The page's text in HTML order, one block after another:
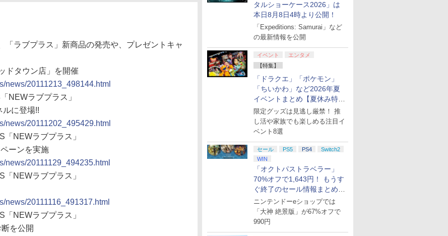
タルショーケース2026」は
本日8月8日4時より公開！
「Expeditions: Samurai」など
の最新情報を公開
イベント
エンタメ
【特集】
「ドラクエ」「ポケモン」
「ちいかわ」など2026年夏
イベントまとめ【夏休み特
集】
限定グッズは見逃し厳禁！ 推
し活や家族でも楽しめる注目イ
ベント8選
セール PS5 PS4
Switch2
WIN
「オクトパストラベラー」
70%オフで1,643円！ もうす
ぐ終了のセール情報まとめ
【8月8日更新】
ニンテンドーeショップでは
「大神 絶景版」が67%オフで
990円
「ラブプラス」新商品の発売や、プレゼントキャ
ドタウン店」を開催
news/20111213_498144.html
NEWラブプラス」
ルに登場!!
news/20111202_495429.html
「NEWラブプラス」
ーンを実施
news/20111129_494235.html
「NEWラブプラス」
news/20111116_491317.html
「NEWラブプラス」
を公開